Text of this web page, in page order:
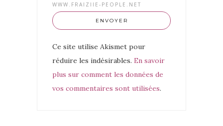
WWW.FRAIZIIE-PEOPLE.NET
Ce site utilise Akismet pour
réduire les indésirables. En savoir
plus sur comment les données de
vos commentaires sont utilisées.